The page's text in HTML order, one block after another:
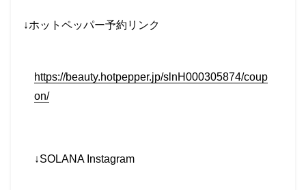
↓ホットペッパー予約リンク
https://beauty.hotpepper.jp/slnH000305874/coup
on/
↓SOLANA Instagram